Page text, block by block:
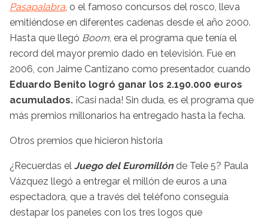
Pasapalabra , o el famoso concursos del rosco, lleva
emitiéndose en diferentes cadenas desde el año 2000.
Hasta que llegó Boom , era el programa que tenía el
record del mayor premio dado en televisión. Fue en
2006, con Jaime Cantizano como presentador, cuando
Eduardo Benito logró ganar los 2.190.000 euros
acumulados. ¡Casi nada! Sin duda, es el programa que
más premios millonarios ha entregado hasta la fecha.
Otros premios que hicieron historia
¿Recuerdas el Juego del Euromillónde Tele 5? Paula
Vázquez llegó a entregar el millón de euros a una
espectadora, que a través del teléfono conseguía
destapar los paneles con los tres logos que